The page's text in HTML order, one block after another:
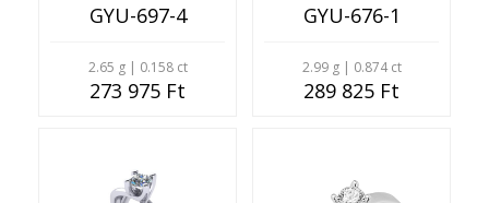
GYU-697-4
2.65 g | 0.158 ct
273 975 Ft
GYU-676-1
2.99 g | 0.874 ct
289 825 Ft